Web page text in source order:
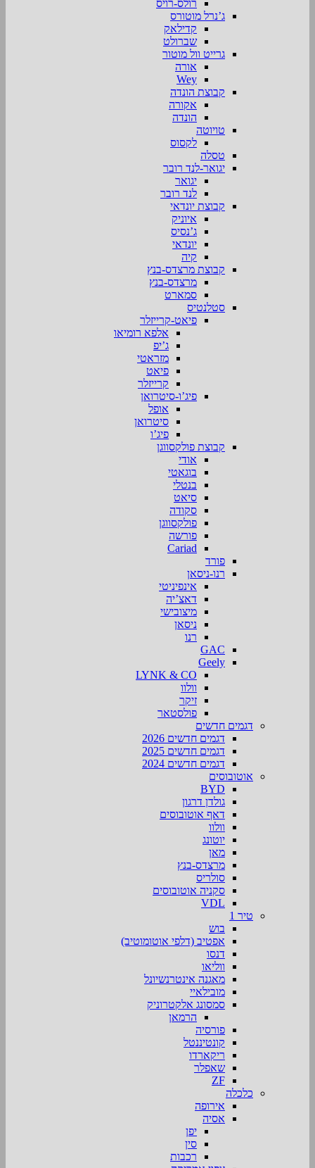
רולס-רויס
ג’נרל מוטורס
קדילאק
שברולט
גרייט וול מוטור
אורה
Wey
קבוצת הונדה
אקורה
הונדה
טויוטה
לקסוס
טסלה
יגואר-לנד רובר
יגואר
לנד רובר
קבוצת יונדאי
איוניק
ג’נסיס
יונדאי
קיה
קבוצת מרצדס-בנץ
מרצדס-בנץ
סמארט
סטלנטיס
פיאט-קרייזלר
אלפא רומיאו
ג’יפ
מזראטי
פיאט
קרייזלר
פיג’ו-סיטרואן
אופל
סיטרואן
פיג’ו
קבוצת פולקסווגן
אודי
בוגאטי
בנטלי
סיאט
סקודה
פולקסווגן
פורשה
Cariad
פורד
רנו-ניסאן
אינפיניטי
דאצ’יה
מיצובישי
ניסאן
רנו
GAC
Geely
LYNK & CO
וולוו
זיקר
פולסטאר
דגמים חדשים
דגמים חדשים 2026
דגמים חדשים 2025
דגמים חדשים 2024
אוטובוסים
BYD
גולדן דרגון
דאף אוטובוסים
וולוו
יוטונג
מאן
מרצדס-בנץ
סולריס
סקניה אוטובוסים
VDL
טיר 1
בוש
אפטיב (דלפי אוטומוטיב)
דנסו
ווליאו
מאגנה אינטרנשיונל
מובילאיי
סמסונג אלקטרוניק
הרמאן
פורסיה
קונטיננטל
ריקארדו
שאפלר
ZF
כלכלה
אירופה
אסיה
יפן
סין
רכבות